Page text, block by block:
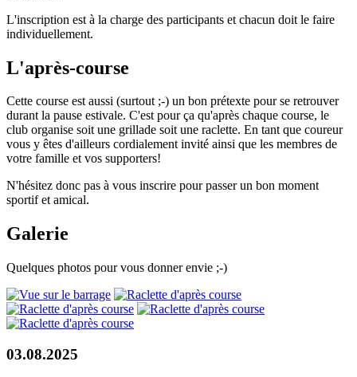
L'inscription est à la charge des participants et chacun doit le faire
individuellement.
L'après-course
Cette course est aussi (surtout ;-) un bon prétexte pour se retrouver
durant la pause estivale. C'est pour ça qu'après chaque course, le
club organise soit une grillade soit une raclette. En tant que coureur
vous y êtes d'ailleurs cordialement invité ainsi que les membres de
votre famille et vos supporters!
N'hésitez donc pas à vous inscrire pour passer un bon moment
sportif et amical.
Galerie
Quelques photos pour vous donner envie ;-)
03.08.2025